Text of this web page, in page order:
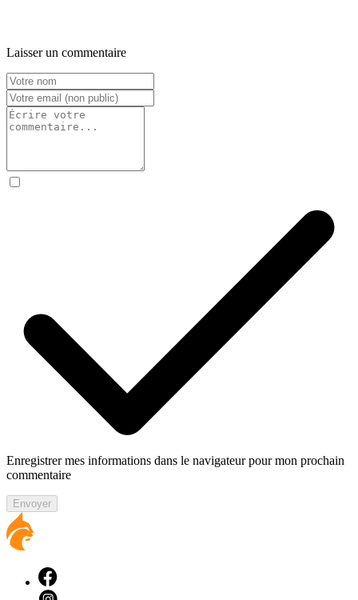
Laisser un commentaire
Enregistrer mes informations dans le navigateur pour mon prochain
commentaire
Envoyer